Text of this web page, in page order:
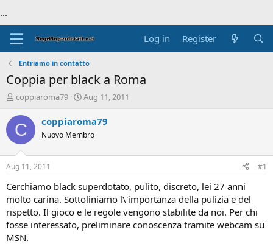
...
Log in Register
Entriamo in contatto
Coppia per black a Roma
T
r
e
d
t
a
t
e
r
coppiaroma79
S
a
r
t
t
e
Aug 11, 2011
C coppiaroma79
Nuovo Membro
Aug 11, 2011 #1
Cerchiamo black superdotato, pulito, discreto, lei 27 anni
molto carina. Sottoliniamo l\'importanza della pulizia e del
rispetto. Il gioco e le regole vengono stabilite da noi. Per chi
fosse interessato, preliminare conoscenza tramite webcam su
MSN.